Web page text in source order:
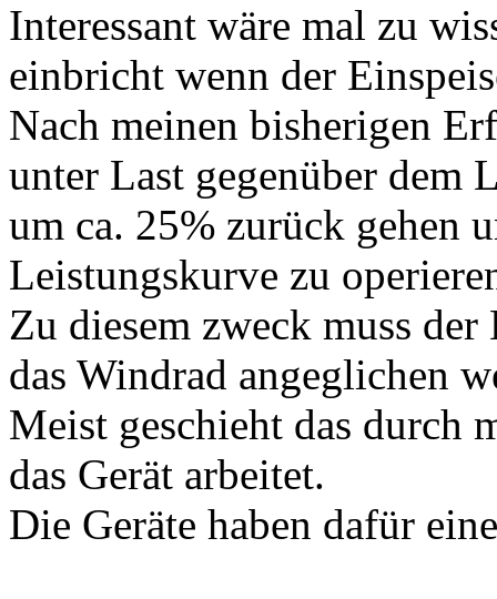
Interessant wäre mal zu
einbricht wenn der
Nach meinen bisherigen
unter Last gegenüber dem
um ca. 25% zurück gehen
Leistungskurve zu
Zu diesem zweck muss
das Windrad angeglichen
Meist geschieht das durch
das Gerät arbeitet.
Die Geräte haben dafür